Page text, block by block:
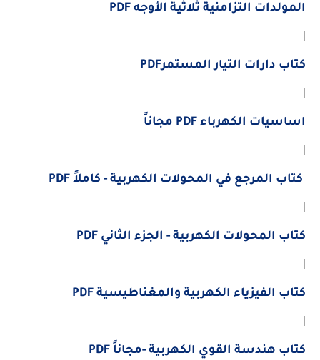
المولدات التزامنية ثلاثية الأوجه PDF
|
كتاب دارات التيار المستمرPDF
|
اساسيات الكهرباء PDF مجاناً
|
كتاب المرجع في المحولات الكهربية - كاملاً PDF
|
كتاب المحولات الكهربية - الجزء الثاني PDF
|
كتاب الفيزياء الكهربية والمغناطيسية PDF
|
كتاب هندسة القوي الكهربية -مجاناً PDF